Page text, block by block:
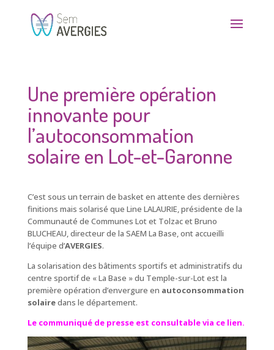
Une première opération
innovante pour
l’autoconsommation
solaire en Lot-et-Garonne
C’est sous un terrain de basket en attente des dernières
finitions mais solarisé que Line LALAURIE, présidente de la
Communauté de Communes Lot et Tolzac et Bruno
BLUCHEAU, directeur de la SAEM La Base, ont accueilli
l’équipe d’AVERGIES.
La solarisation des bâtiments sportifs et administratifs du
centre sportif de « La Base » du Temple-sur-Lot est la
première opération d’envergure en autoconsommation
solairedans le département.
Le communiqué de presse est consultable via ce lien.